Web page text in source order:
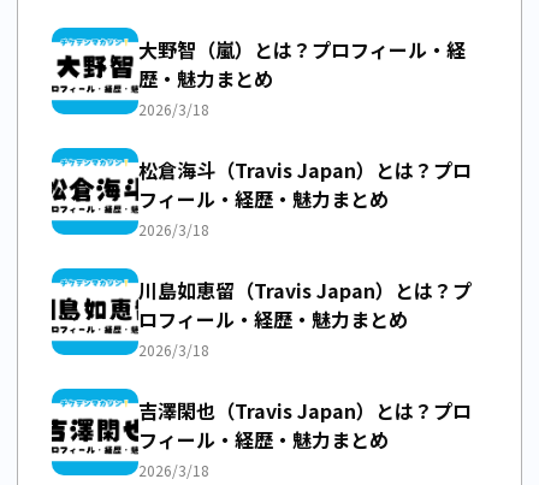
大野智（嵐）とは？プロフィール・経
歴・魅力まとめ
2026/3/18
松倉海斗（Travis Japan）とは？プロ
フィール・経歴・魅力まとめ
2026/3/18
川島如恵留（Travis Japan）とは？プ
ロフィール・経歴・魅力まとめ
2026/3/18
吉澤閑也（Travis Japan）とは？プロ
フィール・経歴・魅力まとめ
2026/3/18